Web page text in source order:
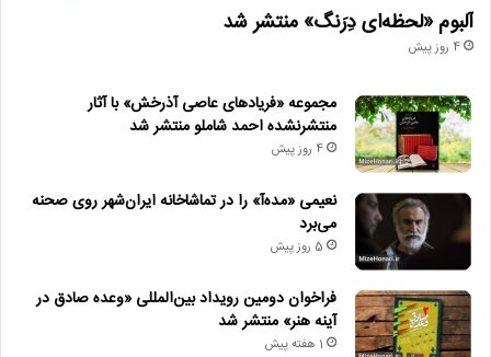
آلبوم «لحظه‌ای دِرَنگ» منتشر شد
4 روز پیش
مجموعه «فریادهای عاصی آذرخش» با آثار
منتشرنشده احمد شاملو منتشر شد
4 روز پیش
نعیمی «مده‌آ» را در تماشاخانه ایران‌شهر روی صحنه
می‌برد
5 روز پیش
فراخوان دومین رویداد بین‌المللی «وعده صادق در
آینه هنر» منتشر شد
1 هفته پیش